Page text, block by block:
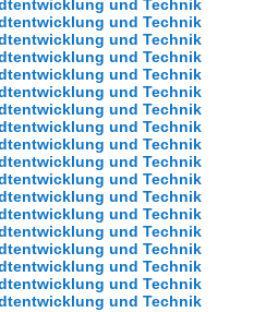
und Technik
und Technik
und Technik
und Technik
und Technik
und Technik
und Technik
und Technik
und Technik
und Technik
und Technik
und Technik
und Technik
und Technik
und Technik
und Technik
und Technik
und Technik